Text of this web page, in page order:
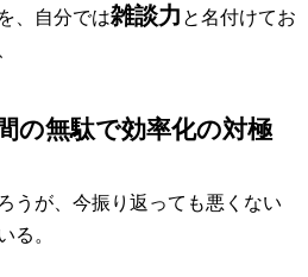
、自分では雑談力 と名付けてお
の無駄で効率化の対極
うが、今振り返っても悪くない
る。